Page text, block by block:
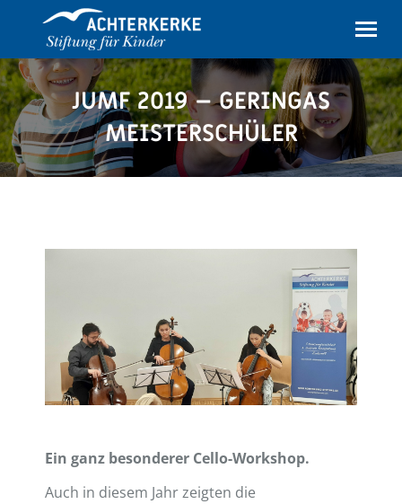
JUMF 2019 – GERINGAS
MEISTERSCHÜLER
Ein ganz besonderer Cello-Workshop.
Auch in diesem Jahr zeigten die